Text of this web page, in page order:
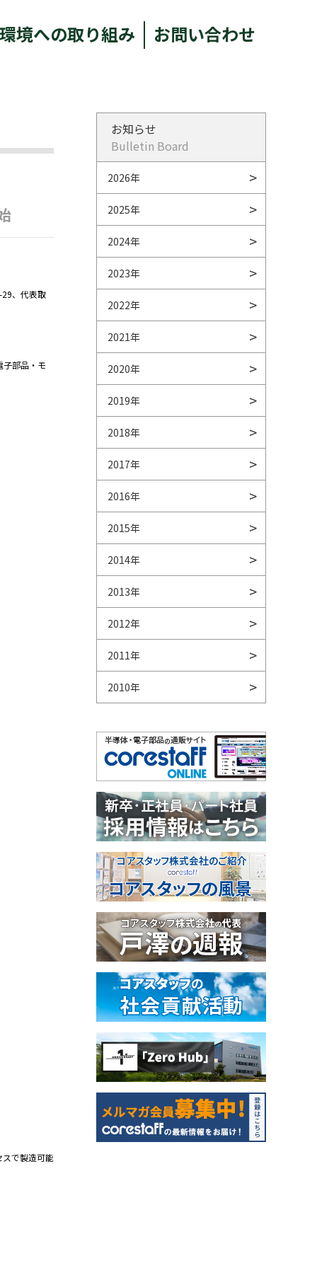
環境への取り組み お問い合わせ
、代表取
子部品・モ
で製造可能
お知らせ
Bulletin Board
2026年
2025年
2024年
2023年
2022年
2021年
2020年
2019年
2018年
2017年
2016年
2015年
2014年
2013年
2012年
2011年
2010年